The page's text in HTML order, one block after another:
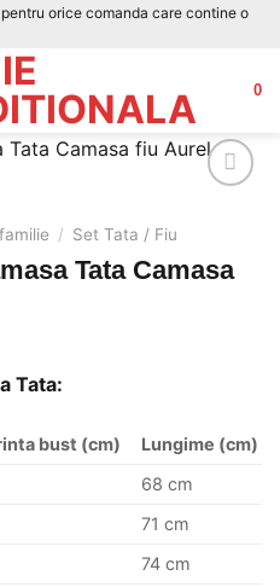
pentru orice comanda care contine o
0
Adauga
/ Set Tata / Fiu
Tata Camasa
Tata:
bust (cm)
Lungime (cm)
68 cm
71 cm
74 cm